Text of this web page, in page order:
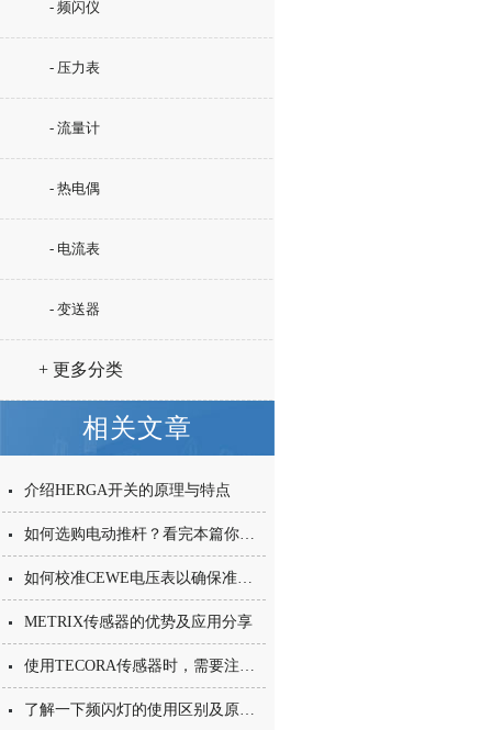
- 频闪仪
- 压力表
- 流量计
- 热电偶
- 电流表
- 变送器
+ 更多分类
相关文章
介绍HERGA开关的原理与特点
如何选购电动推杆？看完本篇你就知道了
如何校准CEWE电压表以确保准确性？
METRIX传感器的优势及应用分享
使用TECORA传感器时，需要注意以下几点
了解一下频闪灯的使用区别及原理应用